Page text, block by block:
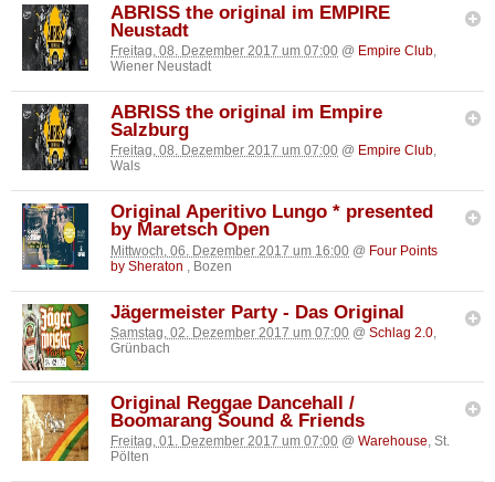
ABRISS the original im EMPIRE
Neustadt
Freitag, 08. Dezember 2017 um 07:00 @ Empire Club,
Wiener Neustadt
ABRISS the original im Empire
Salzburg
Freitag, 08. Dezember 2017 um 07:00 @ Empire Club,
Wals
Original Aperitivo Lungo * presented
by Maretsch Open
Mittwoch, 06. Dezember 2017 um 16:00 @ Four Points
by Sheraton
, Bozen
Jägermeister Party - Das Original
Samstag, 02. Dezember 2017 um 07:00 @ Schlag 2.0,
Grünbach
Original Reggae Dancehall /
Boomarang Sound & Friends
Freitag, 01. Dezember 2017 um 07:00 @ Warehouse, St.
Pölten